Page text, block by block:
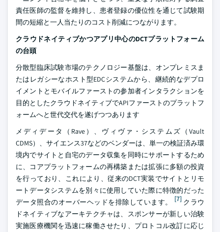
責任医師の監督を維持し、患者登録の優位性を通じて試験期
間の短縮と一人当たりのコスト削減につながります。
クラウドネイティブかつアプリ中心のDCTプラットフォーム
の台頭
分散型臨床試験市場のテクノロジー基盤は、オンプレミスま
たはレガシーなホスト型EDCシステムから、継続的なデプロ
イメントとモバイルファーストの参加者インタラクションを
目的としたクラウドネイティブでAPIファーストのプラットフ
ォームへと世代交代を遂げつつあります
メディデータ（Rave）、ヴィヴァ・システムズ（Vault
CDMS）、サイエンス37などのベンダーは、単一の検証済み環
境内でサイトと自宅のデータ収集を同時にサポートするため
に、コアプラットフォームの再構築または拡張に多額の投資
を行っており、これにより、従来のDCT実装でサイトとリモ
ートデータシステムを別々に使用していた際に特徴的だった
データ照合のオーバーヘッドを排除しています。
[7]クラウ
ドネイティブなアーキテクチャは、スポンサーが新しい治験
実施医療機関を迅速に稼働させたり、プロトコル改訂に応じ